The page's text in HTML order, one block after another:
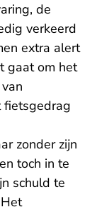
de
verkeerd
extra alert
gaat om het
fietsgedrag
zonder zijn
toch in te
schuld te